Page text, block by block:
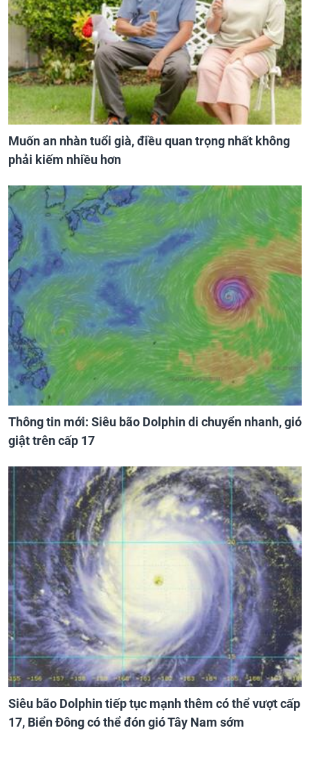
Muốn an nhàn tuổi già, điều quan trọng nhất không
phải kiếm nhiều hơn
Thông tin mới: Siêu bão Dolphin di chuyển nhanh, gió
giật trên cấp 17
Siêu bão Dolphin tiếp tục mạnh thêm có thể vượt cấp
17, Biển Đông có thể đón gió Tây Nam sớm